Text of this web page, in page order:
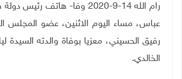
رام الله 14-9-2020 وفا- هاتف
عباس، مساء اليوم الاثنين، عضو المجلس
رفيق الحسيني، معزيا بوفاة والدته
الخالدي.